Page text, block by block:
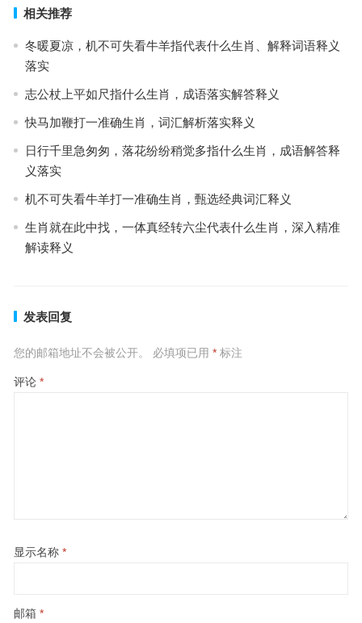
相关推荐
冬暖夏凉，机不可失看牛羊指代表什么生肖、解释词语释义
落实
志公杖上平如尺指什么生肖，成语落实解答释义
快马加鞭打一准确生肖，词汇解析落实释义
日行千里急匆匆，落花纷纷稍觉多指什么生肖，成语解答释
义落实
机不可失看牛羊打一准确生肖，甄选经典词汇释义
生肖就在此中找，一体真经转六尘代表什么生肖，深入精准
解读释义
发表回复
您的邮箱地址不会被公开。 必填项已用 *标注
评论 *
显示名称 *
邮箱 *